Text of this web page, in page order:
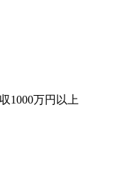
1000万円以上